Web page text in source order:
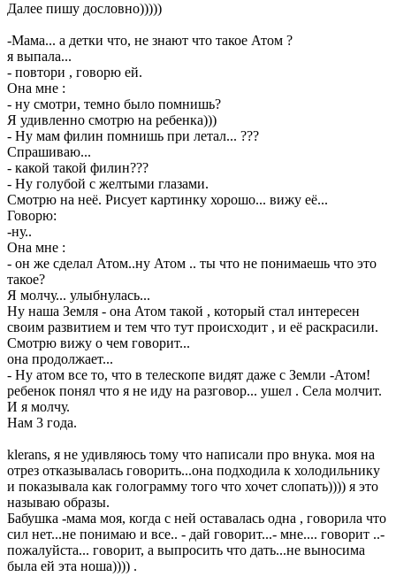
Далее пишу дословно)))))
-Мама... а детки что, не знают что такое Атом ?
я выпала...
- повтори , говорю ей.
Она мне :
- ну смотри, темно было помнишь?
Я удивленно смотрю на ребенка)))
- Ну мам филин помнишь при летал... ???
Спрашиваю...
- какой такой филин???
- Ну голубой с желтыми глазами.
Смотрю на неё. Рисует картинку хорошо... вижу её...
Говорю:
-ну..
Она мне :
- он же сделал Атом..ну Атом .. ты что не понимаешь что это
такое?
Я молчу... улыбнулась...
Ну наша Земля - она Атом такой , который стал интересен
своим развитием и тем что тут происходит , и её раскрасили.
Смотрю вижу о чем говорит...
она продолжает...
- Ну атом все то, что в телескопе видят даже с Земли -Атом!
ребенок понял что я не иду на разговор... ушел . Села молчит.
И я молчу.
Нам 3 года.
klerans, я не удивляюсь тому что написали про внука. моя на
отрез отказывалась говорить...она подходила к холодильнику
и показывала как голограмму того что хочет слопать)))) я это
называю образы.
Бабушка -мама моя, когда с ней оставалась одна , говорила что
сил нет...не понимаю и все.. - дай говорит...- мне.... говорит ..-
пожалуйста... говорит, а выпросить что дать...не выносима
была ей эта ноша)))) .